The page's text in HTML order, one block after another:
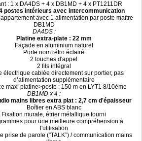
: 1 x DA4DS + 4 x DB1MD + 4 x PT1211DR
postes intérieurs avec intercommunication
avec 1 alimentation par poste maître
DB1MD
DA4DS :
Platine extra-plate : 22 mm
Façade en aluminium naturel
Porte nom rétro éclairé
2 touches d'appel
2 fils intégral
électrique cablée directement sur portier, pas
d’alimentation supplémentaire
maxi platine>poste : 150 m en LYT1 8/10ème
DB1MD x 4 :
mains libres extra plat : 2,7 cm d'épaisseur
Boîtier en ABS blanc
Fixation murale, étrier métallique fourni
pour une meilleure compréhension à
l'utilisation
prise de parole (”TALK”) / communication mains